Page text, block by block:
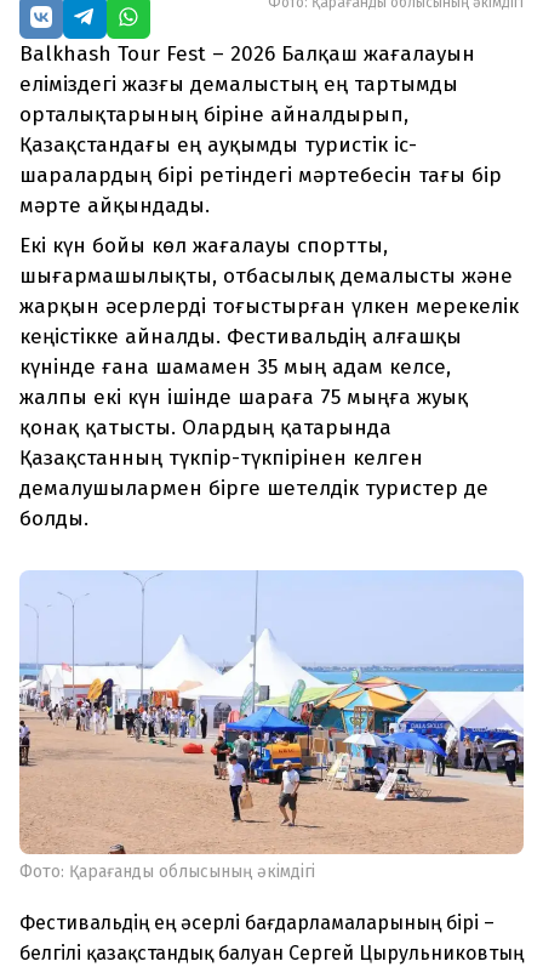
Balkhash Tour Fest – 2026 Балқаш жағалауын
еліміздегі жазғы демалыстың ең тартымды
орталықтарының біріне айналдырып,
Қазақстандағы ең ауқымды туристік іс-
шаралардың бірі ретіндегі мәртебесін тағы бір
мәрте айқындады.
Екі күн бойы көл жағалауы спортты,
шығармашылықты, отбасылық демалысты және
жарқын әсерлерді тоғыстырған үлкен мерекелік
кеңістікке айналды. Фестивальдің алғашқы
күнінде ғана шамамен 35 мың адам келсе,
жалпы екі күн ішінде шараға 75 мыңға жуық
қонақ қатысты. Олардың қатарында
Қазақстанның түкпір-түкпірінен келген
демалушылармен бірге шетелдік туристер де
болды.
Фото: Қарағанды облысының әкімдігі
Фестивальдің ең әсерлі бағдарламаларының бірі –
белгілі қазақстандық балуан Сергей Цырульниковтың